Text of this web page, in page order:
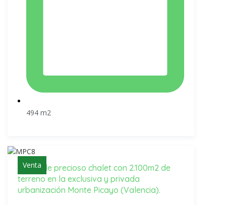
494 m2
Venta
Venta de precioso chalet con 2.100m2 de
terreno en la exclusiva y privada
urbanización Monte Picayo (Valencia).